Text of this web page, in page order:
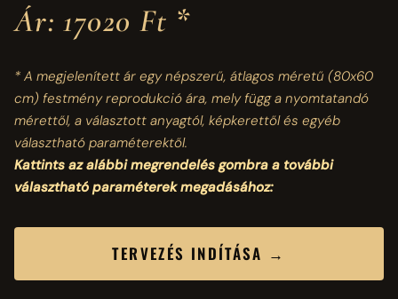
Ár: 17020 Ft *
* A megjelenített ár egy népszerű, átlagos méretű (80x60
cm)festmény reprodukció ára, mely függ a nyomtatandó
mérettől, a választott anyagtól, képkerettől és egyéb
választható paraméterektől.
Kattints az alábbi megrendelés gombra a további
választható paraméterek megadásához:
TERVEZÉS INDÍTÁSA →